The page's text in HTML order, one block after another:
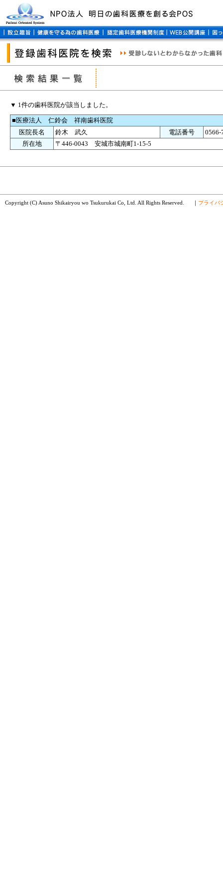
▼ 1件の歯科医院が該当しました。
■医療法人 仁鈴会 祥南歯科医院
医院長名
鈴木 武久 電話番号
0566-
所在地
〒446-0043 安城市城南町1-15-5
Copyright (C) Asuno Shikairyou wo Tsukurukai Co, Ltd. All Rights Reserved. プライバ